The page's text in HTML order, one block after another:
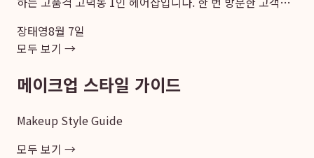
2025년 기준 평택에서 고품격 헤어 디자인 서비...
장태영8월 7일
모두 보기 →
메이크업 스타일 가이드
Makeup Style Guide
모두 보기 →